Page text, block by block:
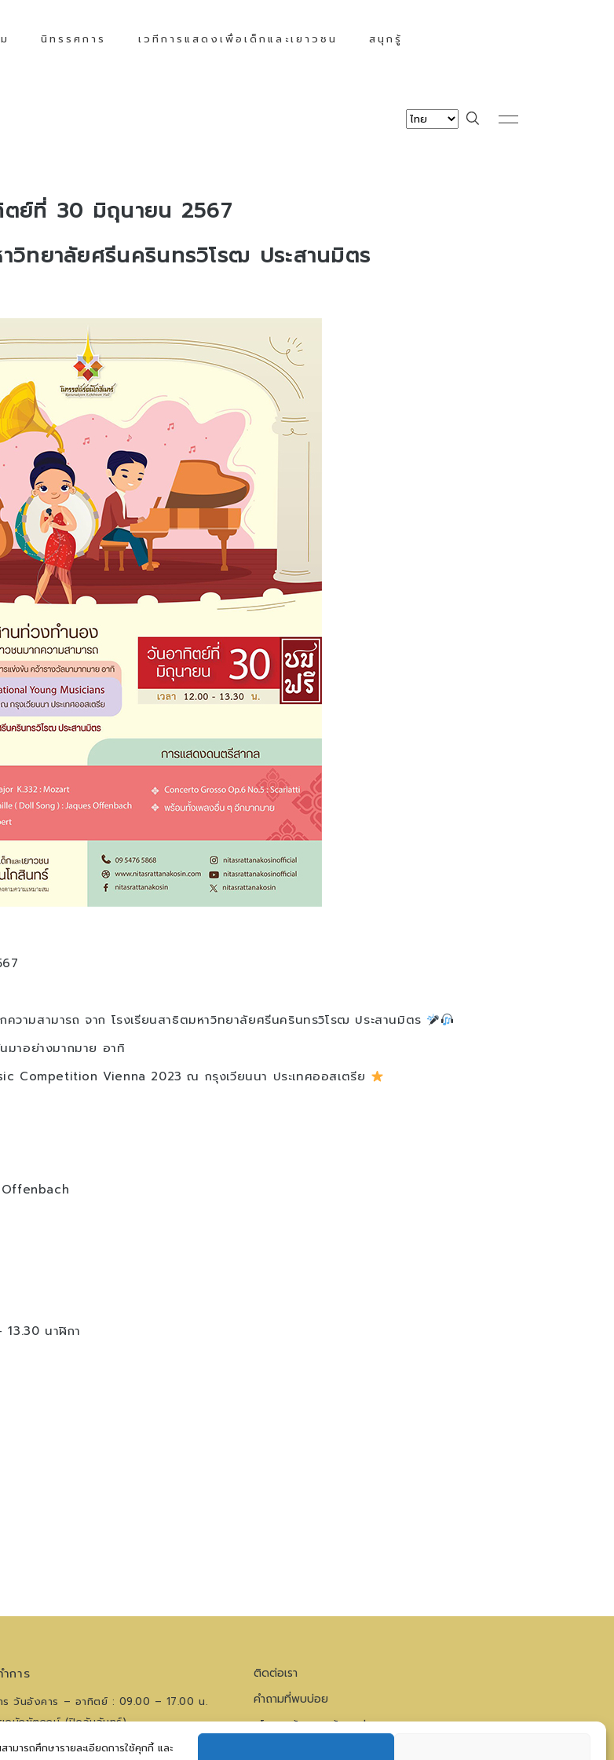
มารถศึกษารายละเอียดการใช้คุกกี้ และ
นิทรรศการ เวทีการแสดงเพื่อเด็กและเยาวชน สนุกรู้
ตย์ที่ 30 มิถุนายน 2567
วิทยาลัยศรีนครินทรวิโรฒ ประสานมิตร
วามสามารถ จาก โรงเรียนสาธิตมหาวิทยาลัยศรีนครินทรวิโรฒ ประสานมิตร
มาอย่างมากมาย อาทิ
Competition Vienna 2023 ณ กรุงเวียนนา ประเทศออสเตรีย
นาฬิกา
การ
ร วันอังคาร – อาทิตย์ : 09.00 – 17.00 น.
ดนักขัตฤกษ์ (ปิดวันจันทร์)
0 2621 0044
ติดต่อเรา
คำถามที่พบบ่อย
นโยบายคุ้มครองข้อมูลส่วนบุคคล